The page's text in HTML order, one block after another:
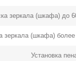
зеркала (шкафа) до
зеркала (шкафа)
Установка